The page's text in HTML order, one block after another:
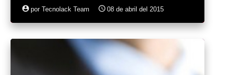
account_circle por Tecnolack Team access_time 08 de abril del 2015